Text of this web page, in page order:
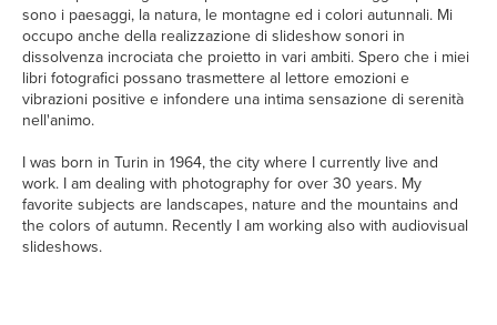
sono i paesaggi, la natura, le montagne ed i colori autunnali. Mi
occupo anche della realizzazione di slideshow sonori in
dissolvenza incrociata che proietto in vari ambiti. Spero che i miei
libri fotografici possano trasmettere al lettore emozioni e
vibrazioni positive e infondere una intima sensazione di serenità
nell'animo.
I was born in Turin in 1964, the city where I currently live and
work. I am dealing with photography for over 30 years. My
favorite subjects are landscapes, nature and the mountains and
the colors of autumn. Recently I am working also with audiovisual
slideshows.